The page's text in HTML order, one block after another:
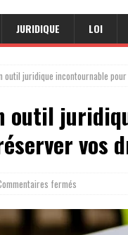
JURIDIQUE LOI
outil juridique incontournable
outil
vos
fermés